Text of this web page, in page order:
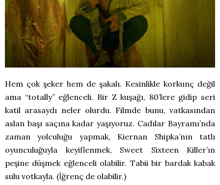
Hem çok şeker hem de şakalı. Kesinlikle korkunç değil
ama “totally” eğlenceli. Bir Z kuşağı, 80’lere gidip seri
katil arasaydı neler olurdu. Filmde bunu, vatkasından
aslan başı saçına kadar yaşıyoruz. Cadılar Bayramı’nda
zaman yolculuğu yapmak, Kiernan Shipka’nın tatlı
oyunculuğuyla keyiflenmek, Sweet Sixteen Killer’ın
peşine düşmek eğlenceli olabilir. Tabii bir bardak kabak
sulu votkayla. (İğrenç de olabilir.)